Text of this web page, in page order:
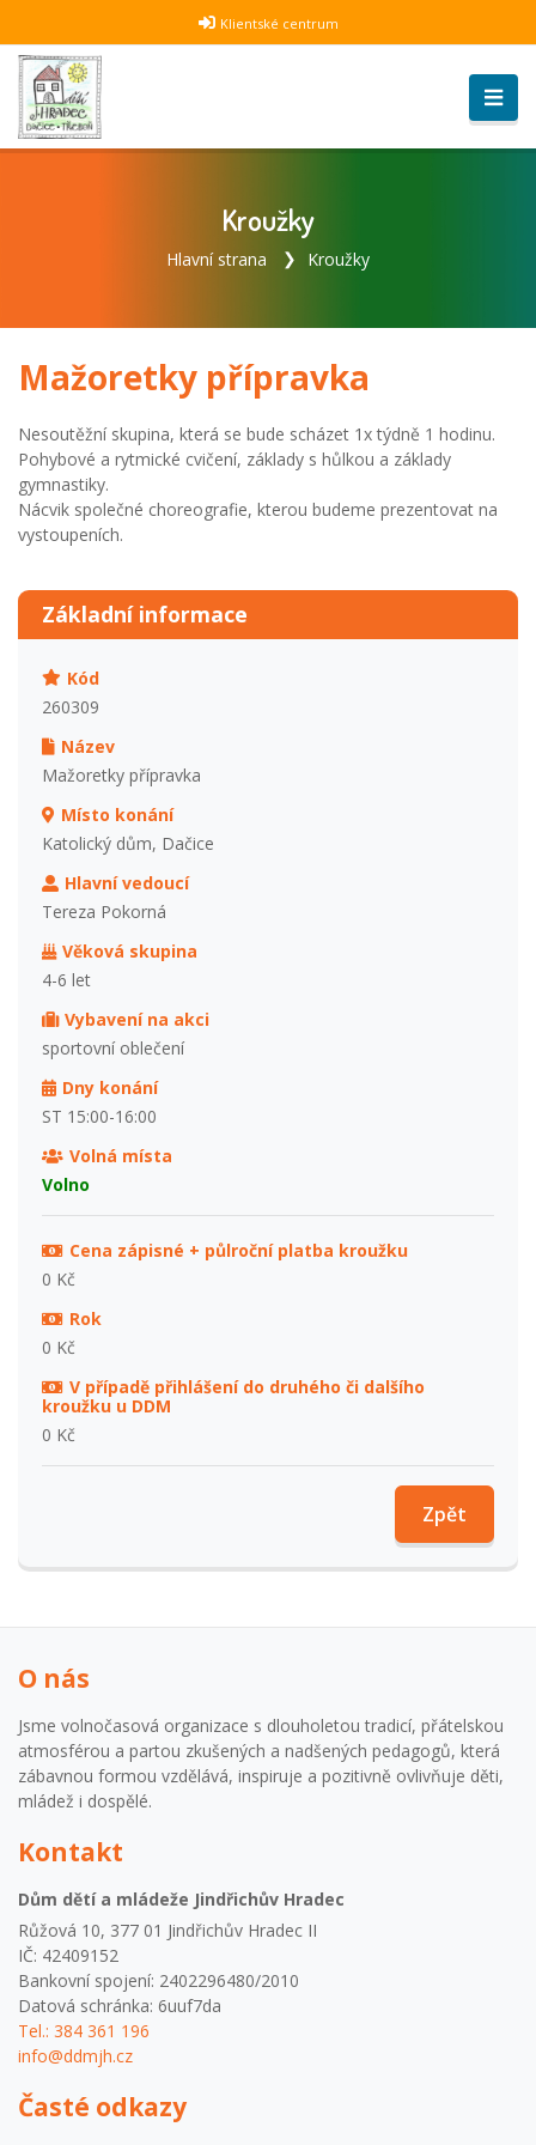
Klientské centrum
Kroužky
Hlavní strana Kroužky
Mažoretky přípravka
Nesoutěžní skupina, která se bude scházet 1x týdně 1 hodinu.
Pohybové a rytmické cvičení, základy s hůlkou a základy
gymnastiky.
Nácvik společné choreografie, kterou budeme prezentovat na
vystoupeních.
Základní informace
Kód
260309
Název
Mažoretky přípravka
Místo konání
Katolický dům, Dačice
Hlavní vedoucí
Tereza Pokorná
Věková skupina
4-6 let
Vybavení na akci
sportovní oblečení
Dny konání
ST 15:00-16:00
Volná místa
Volno
Cena zápisné + půlroční platba kroužku
0 Kč
Rok
0 Kč
V případě přihlášení do druhého či dalšího
kroužku u DDM
0 Kč
Zpět
O nás
Jsme volnočasová organizace s dlouholetou tradicí, přátelskou
atmosférou a partou zkušených a nadšených pedagogů, která
zábavnou formou vzdělává, inspiruje a pozitivně ovlivňuje děti,
mládež i dospělé.
Kontakt
Dům dětí a mládeže Jindřichův Hradec
Růžová 10, 377 01 Jindřichův Hradec II
IČ: 42409152
Bankovní spojení: 2402296480/2010
Datová schránka: 6uuf7da
Tel.: 384 361 196
info@ddmjh.cz
Časté odkazy